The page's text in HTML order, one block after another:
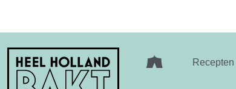
Heel
Holland
Bakt
Recepten